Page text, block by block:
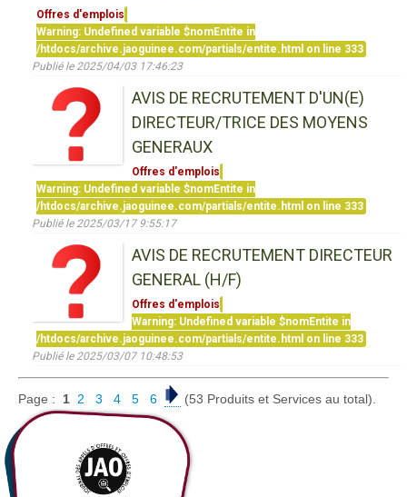
Offres d'emplois
Warning: Undefined variable $nomEntite in
/htdocs/archive.jaoguinee.com/partials/entite.html on line 333
Publié le 2025/04/03 17:46:23
AVIS DE RECRUTEMENT D'UN(E)
DIRECTEUR/TRICE DES MOYENS
GENERAUX
Offres d'emplois
Warning: Undefined variable $nomEntite in
/htdocs/archive.jaoguinee.com/partials/entite.html on line 333
Publié le 2025/03/17 9:55:17
AVIS DE RECRUTEMENT DIRECTEUR
GENERAL (H/F)
Offres d'emplois
Warning: Undefined variable $nomEntite in
/htdocs/archive.jaoguinee.com/partials/entite.html on line 333
Publié le 2025/03/07 10:48:53
Page : 1 2 3 4 5 6 (53 Produits et Services au total).